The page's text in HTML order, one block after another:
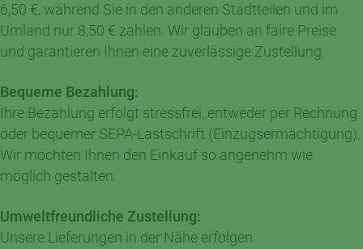
6,50 €, während Sie in den anderen Stadtteilen und im
Umland nur 8,50 € zahlen. Wir glauben an faire Preise
und garantieren Ihnen eine zuverlässige Zustellung.
Bequeme Bezahlung:
Ihre Bezahlung erfolgt stressfrei, entweder per Rechnung
oder bequemer SEPA-Lastschrift (Einzugsermächtigung).
Wir möchten Ihnen den Einkauf so angenehm wie
möglich gestalten.
Umweltfreundliche Zustellung:
Unsere Lieferungen in der Nähe erfolgen